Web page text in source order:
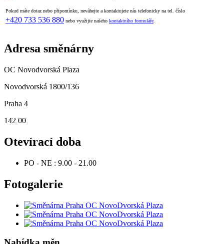
Pokud máte dotaz nebo připomínku, neváhejte a kontaktujete nás telefonicky na tel. číslo
+420 733 536 880 nebo využijte našeho kontaktního formuláře.
Adresa směnárny
OC Novodvorská Plaza
Novodvorská 1800/136
Praha 4
142 00
Otevírací doba
PO - NE : 9.00 - 21.00
Fotogalerie